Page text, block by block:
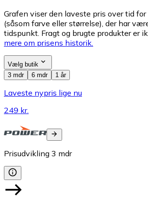
Grafen viser den laveste pris over tid
(såsom farve eller størrelse), der har
tidspunkt. Fragt og brugte produkter er
mere om prisens historik.
Vælg butik
3 mdr
6 mdr 1 år
Laveste nypris lige nu
249 kr.
Prisudvikling 3 mdr